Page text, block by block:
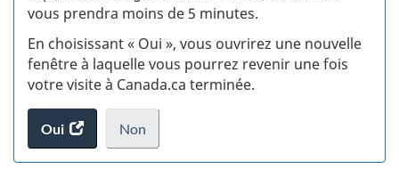
vous prendra moins de 5 minutes.
En choisissant « Oui », vous ouvrirez une nouvelle
fenêtre à laquelle vous pourrez revenir une fois
votre visite à Canada.ca terminée.
Oui
accéder
au
Non
je
.